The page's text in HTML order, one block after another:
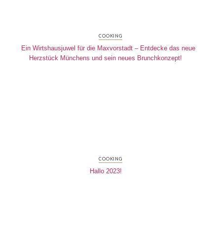
COOKING
Ein Wirtshausjuwel für die Maxvorstadt – Entdecke das neue
Herzstück Münchens und sein neues Brunchkonzept!
COOKING
Hallo 2023!